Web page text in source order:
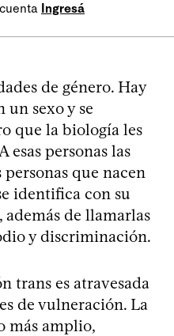
Ingresá
de género. Hay
un sexo y se
que la biología les
esas personas las
que nacen
identifica con su
además de llamarlas
y discriminación.
trans es atravesada
de vulneración. La
más amplio,